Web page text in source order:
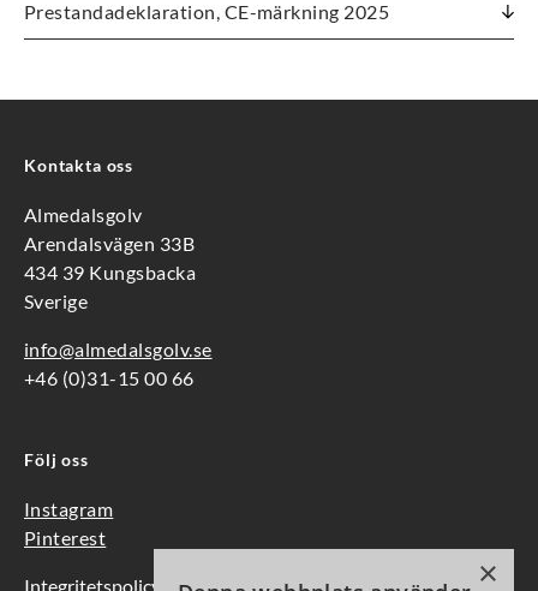
Prestandadeklaration, CE-märkning 2025
Kontakta oss
Almedalsgolv
Arendalsvägen 33B
434 39 Kungsbacka
Sverige
info@almedalsgolv.se
+46 (0)31-15 00 66
Följ oss
Instagram
Pinterest
Integritetspolicy ×